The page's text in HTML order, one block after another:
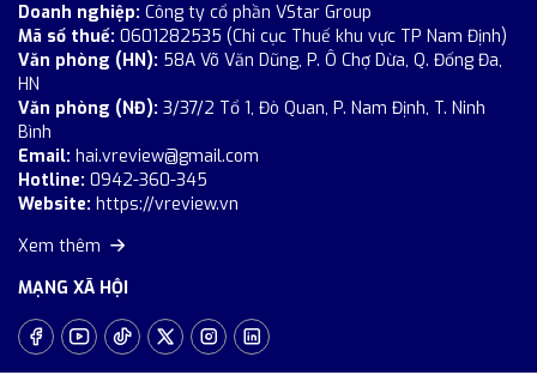
Doanh nghiệp: Công ty cổ phần VStar Group
Mã số thuế: 0601282535 (Chi cục Thuế khu vực TP Nam Định)
Văn phòng (HN): 58A Võ Văn Dũng, P. Ô Chợ Dừa, Q. Đống Đa,
HN
Văn phòng (NĐ): 3/37/2 Tổ 1, Đò Quan, P. Nam Định, T. Ninh
Bình
Email: hai.vreview@gmail.com
Hotline: 0942-360-345
Website: https://vreview.vn
Xem thêm
MẠNG XÃ HỘI